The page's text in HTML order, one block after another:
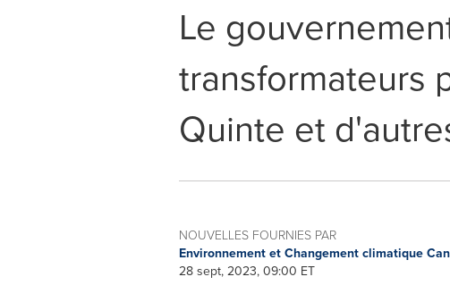
Le
transformateurs
Quinte et
NOUVELLES FOURNIES PAR
Environnement et Changement climatique
28 sept, 2023, 09:00 ET